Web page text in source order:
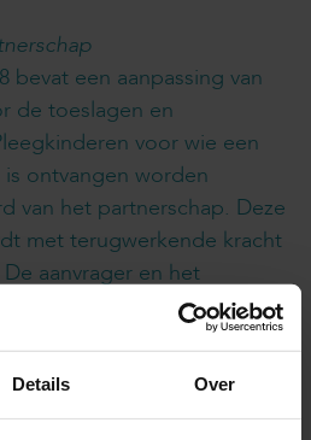
Details Over
bevat een aanpassing van
de toeslagen en
voor wie een
ontvangen worden
van het partnerschap. Deze
met terugwerkende kracht
aanvrager en het
een verzoek indienen bij de
pleegkind niet aan te